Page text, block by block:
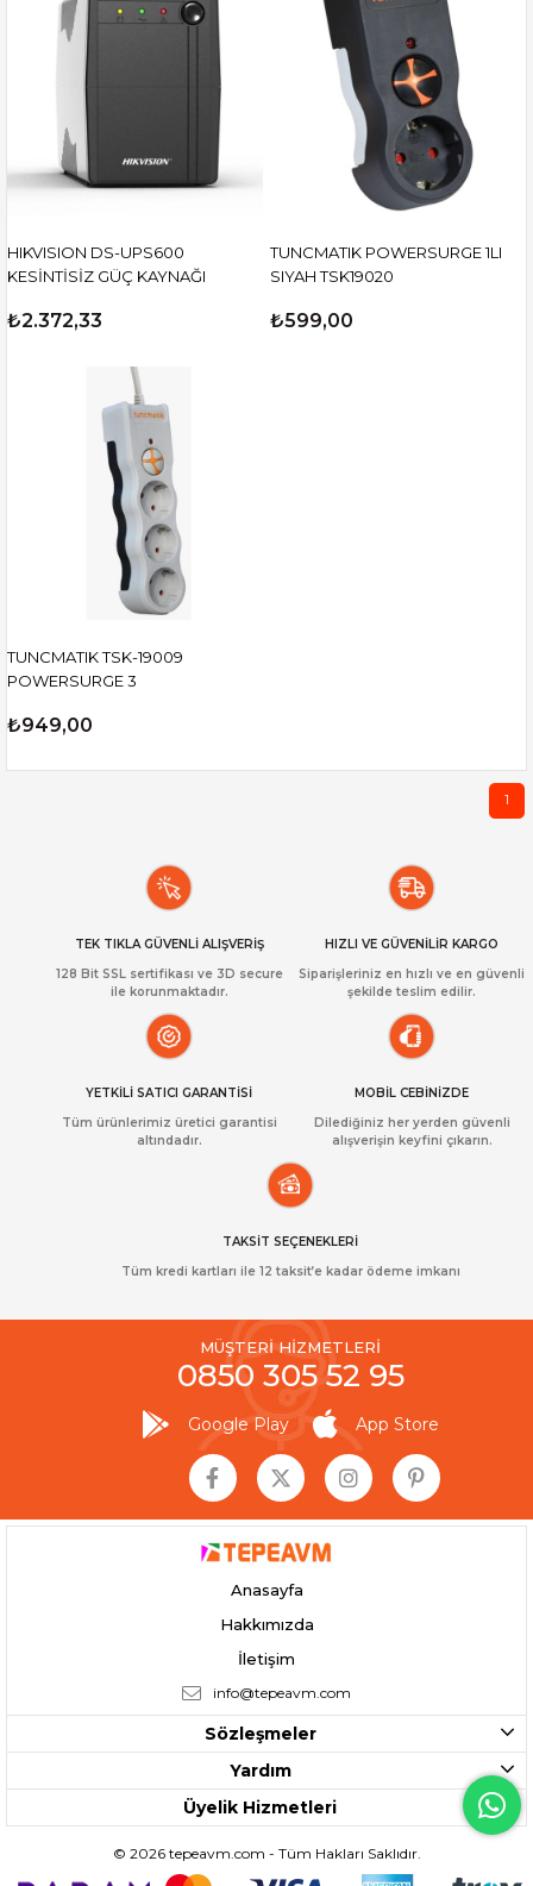
HIKVISION DS-UPS600
KESİNTİSİZ GÜÇ KAYNAĞI
₺2.372,33
TUNCMATIK POWERSURGE 1LI
SIYAH TSK19020
₺599,00
TUNCMATIK TSK-19009
POWERSURGE 3
₺949,00
1
TEK TIKLA GÜVENLİ ALIŞVERİŞ
128 Bit SSL sertifikası ve 3D secure
ile korunmaktadır.
HIZLI VE GÜVENİLİR KARGO
Siparişleriniz en hızlı ve en güvenli
şekilde teslim edilir.
YETKİLİ SATICI GARANTİSİ
Tüm ürünlerimiz üretici garantisi
altındadır.
MOBİL CEBİNİZDE
Dilediğiniz her yerden güvenli
alışverişin keyfini çıkarın.
TAKSİT SEÇENEKLERİ
Tüm kredi kartları ile 12 taksit’e kadar ödeme imkanı
MÜŞTERİ HİZMETLERİ
0850 305 52 95
Google Play App Store
Anasayfa
Hakkımızda
İletişim
info@tepeavm.com
Sözleşmeler
Yardım
Üyelik Hizmetleri
© 2026 tepeavm.com - Tüm Hakları Saklıdır.